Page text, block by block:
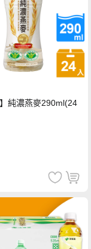
】純濃燕麥290ml(24